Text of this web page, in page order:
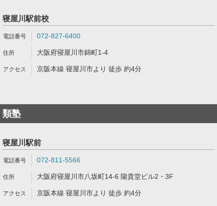
寝屋川駅前校
072-827-6400
大阪府寝屋川市錦町1-4
京阪本線 寝屋川市より 徒歩 約4分
類塾
寝屋川駅前
072-811-5566
大阪府寝屋川市八坂町14-6 陽貴堂ビル2・3F
京阪本線 寝屋川市より 徒歩 約4分